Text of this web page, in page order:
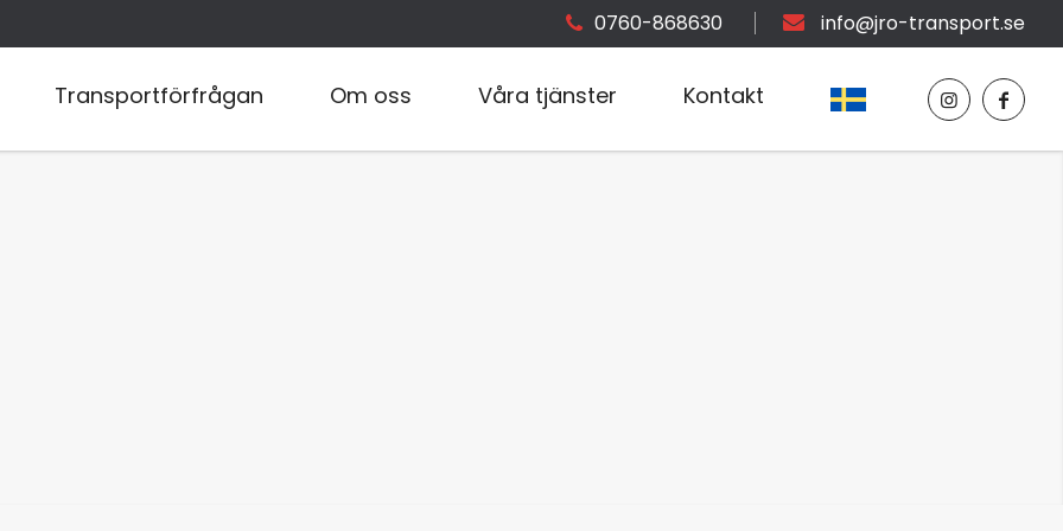
0760-868630 info@jro-transport.se
Transportförfrågan Om oss Våra tjänster Kontakt